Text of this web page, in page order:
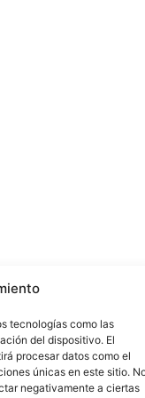
tecnologías como las
del dispositivo. El
procesar datos como el
únicas en este sitio.
negativamente a ciertas